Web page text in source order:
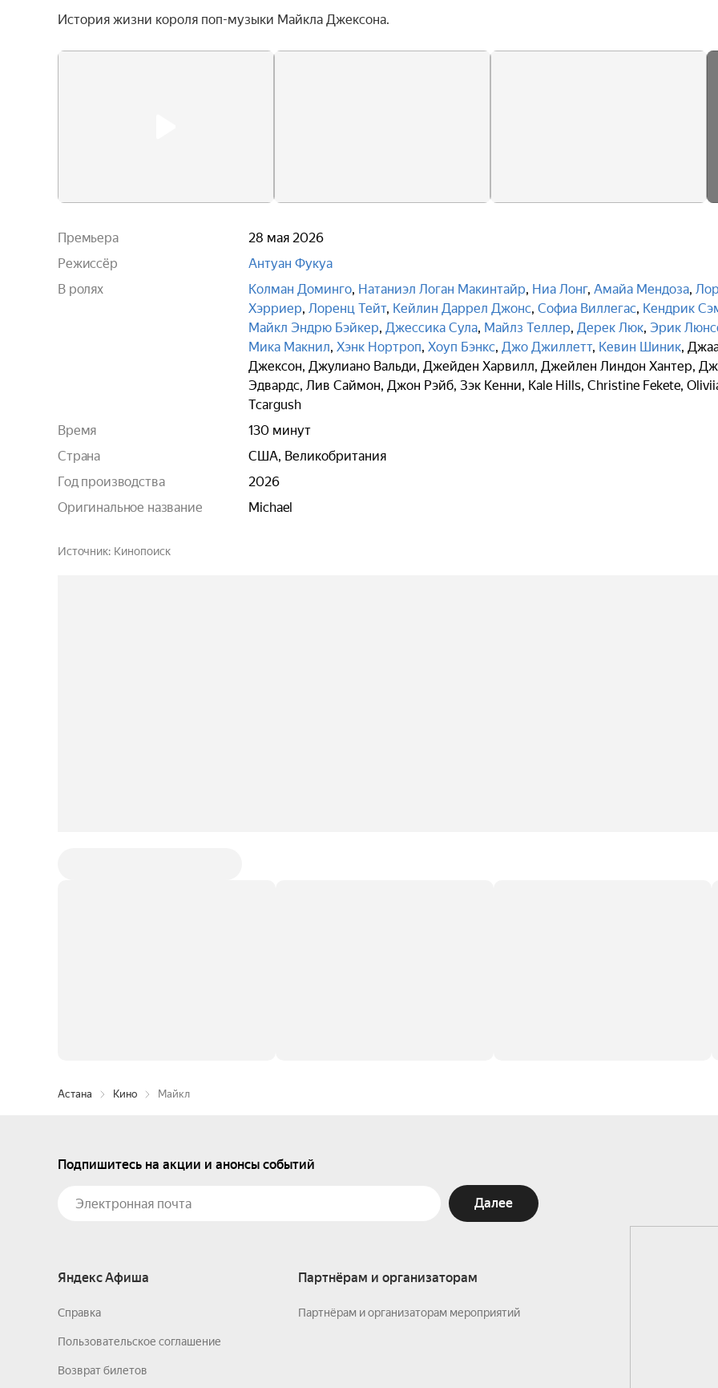
История жизни короля поп-музыки Майкла Джексона.
Премьера
28 мая 2026
Режиссёр
Антуан Фукуа
В ролях
Колман Доминго, Натаниэл Логан Макинтайр, Ниа Лонг, Амайа Мендоза,
Хэрриер, Лоренц Тейт, Кейлин Даррел Джонс, Софиа Виллегас, Кендрик
Майкл Эндрю Бэйкер, Джессика Сула, Майлз Теллер, Дерек Люк, Эрик
Мика Макнил, Хэнк Нортроп, Хоуп Бэнкс, Джо Джиллетт, Кевин Шиник,
Джексон, Джулиано Вальди, Джейден Харвилл, Джейлен Линдон Хантер,
Эдвардс, Лив Саймон, Джон Рэйб, Зэк Кенни, Kale Hills, Christine Fekete,
Tcargush
Время
130 минут
Страна
США, Великобритания
Год производства
2026
Оригинальное название
Michael
Источник Кинопоиск
Астана Кино Майкл
Подпишитесь на акции и анонсы событий
Далее
Яндекс Афиша
Справка
Пользовательское соглашение
Возврат билетов
Партнёрам и организаторам
Партнёрам и организаторам мероприятий